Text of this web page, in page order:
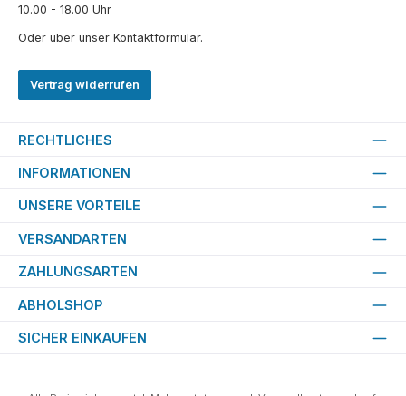
10.00 - 18.00 Uhr
Oder über unser Kontaktformular.
Vertrag widerrufen
RECHTLICHES
INFORMATIONEN
UNSERE VORTEILE
VERSANDARTEN
ZAHLUNGSARTEN
ABHOLSHOP
SICHER EINKAUFEN